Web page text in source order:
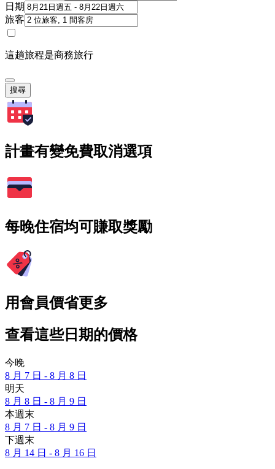
日期
旅客
這趟旅程是商務旅行
搜尋
計畫有變免費取消選項
每晚住宿均可賺取獎勵
用會員價省更多
查看這些日期的價格
今晚
8 月 7 日 - 8 月 8 日
明天
8 月 8 日 - 8 月 9 日
本週末
8 月 7 日 - 8 月 9 日
下週末
8 月 14 日 - 8 月 16 日